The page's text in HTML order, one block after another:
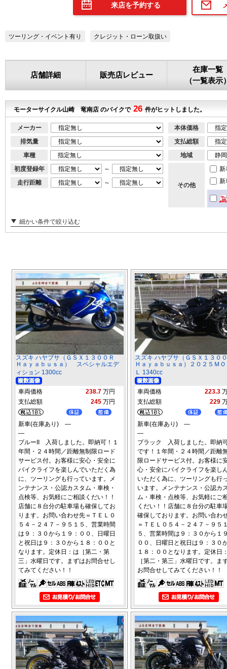
来店を予約する
ツーリング・イベント有り クレジット・ローン取扱い
店舗詳細 販売店レビュー
在庫一覧
（一覧表示
モーターサイクル山崎 竜南店 のバイクで 26 件がヒットしました。
メーカー
排気量
車種
初度登録年
～
走行距離
～
本体価格
支払総額
地域
その他
新
新
細かい条件で絞り込む
スズキ ハヤブサ（ＧＳＸ１３００Ｒ
Ｈａｙａｂｕｓａ） スペシャルエデ
ィション 1300cc
車両価格 238.7 万円
支払総額
245 万円
新車(在庫あり) ―
―
ブルーII 入荷しました。即納可！１
年間・２４時間／距離無制限ロード
サービス付。お客様に安心・安全に
バイクライフを楽しんでいただく為
に、ツーリングも行っています。メ
ンテナンス・公認カスタム・車検・
点検等、お気軽にご相談くだい！！
店舗に８台分の駐車場も確保してお
ります。お問い合わせ先＝ＴＥＬ０
５４－２４７－９５１５、営業時間
は９：３０から１９：００、日曜日
と祝日は９：３０から１８：００と
なります。定休日：は［第二・第
三」水曜日です。まずはお問合せし
てみてください！！
スズキ ハヤブサ（ＧＳＸ１３
Ｈａｙａｂｕｓａ）２０２５Ｍ
Ｌ 1340cc
車両価格 223.3
支払総額
229
新車(在庫あり) ―
―
ブラック 入荷しました。即納
です！１年間・２４時間／距離
限ロードサービス付。お客様に
心・安全にバイクライフを楽し
いただく為に、ツーリングも行
います。メンテナンス・公認カ
ム・車検・点検等、お気軽にご
くだい！！店舗に８台分の駐車
確保しております。お問い合わ
＝ＴＥＬ０５４－２４７－９５
５、営業時間は９：３０から１
００、日曜日と祝日は９：３０
１８：００となります。定休日
［第二・第三」水曜日です。ま
お問合せしてみてください！！